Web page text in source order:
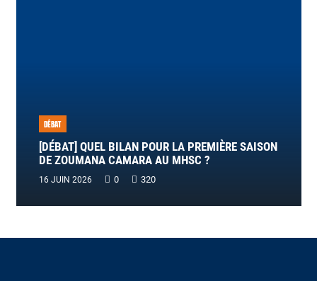
DÉBAT
[DÉBAT] QUEL BILAN POUR LA PREMIÈRE SAISON
DE ZOUMANA CAMARA AU MHSC ?
16 JUIN 2026 0 320